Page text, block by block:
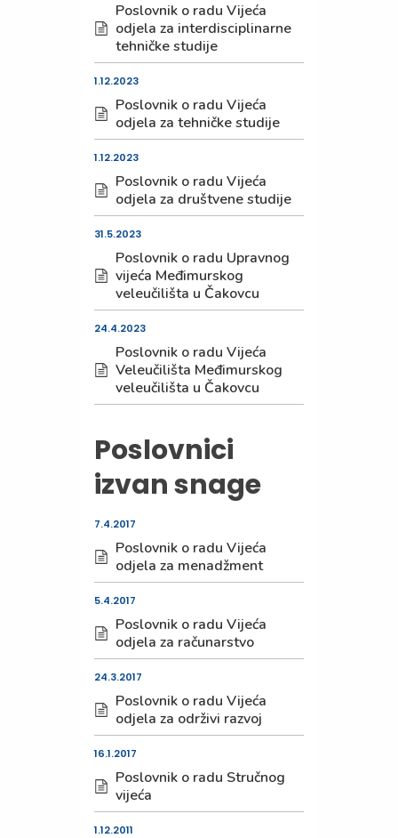
Poslovnik o radu Vijeća
odjela za interdisciplinarne
tehničke studije
1.12.2023
Poslovnik o radu Vijeća
odjela za tehničke studije
1.12.2023
Poslovnik o radu Vijeća
odjela za društvene studije
31.5.2023
Poslovnik o radu Upravnog
vijeća Međimurskog
veleučilišta u Čakovcu
24.4.2023
Poslovnik o radu Vijeća
Veleučilišta Međimurskog
veleučilišta u Čakovcu
Poslovnici
izvan snage
7.4.2017
Poslovnik o radu Vijeća
odjela za menadžment
5.4.2017
Poslovnik o radu Vijeća
odjela za računarstvo
24.3.2017
Poslovnik o radu Vijeća
odjela za održivi razvoj
16.1.2017
Poslovnik o radu Stručnog
vijeća
1.12.2011